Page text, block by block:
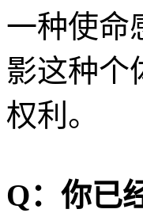
一种使命
影这种个
权利。
Q：你已